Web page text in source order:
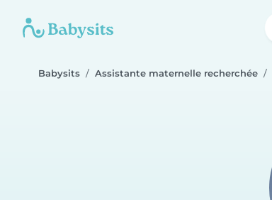
Babysits Assistante maternelle recherchée